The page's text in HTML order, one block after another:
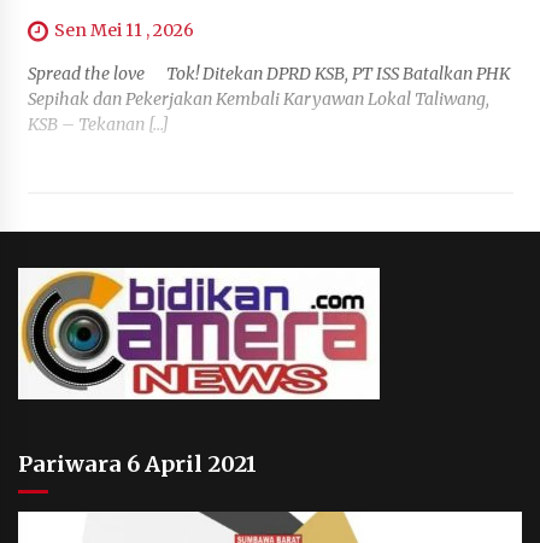
Sen Mei 11 , 2026
Spread the love Tok! Ditekan DPRD KSB, PT ISS Batalkan PHK
Sepihak dan Pekerjakan Kembali Karyawan Lokal Taliwang,
KSB – Tekanan […]
Pariwara 6 April 2021